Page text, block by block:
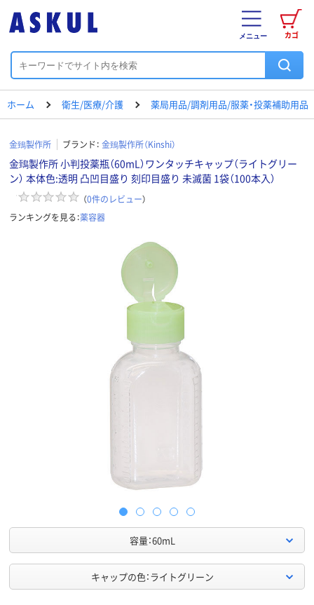
カゴ
メニュー
ホーム 衛生/医療/介護 薬局用品/調剤用品/服薬・投薬補助用品
金鵄製作所 ブランド： 金鵄製作所（Kinshi）
金鵄製作所 小判投薬瓶（60mL）ワンタッチキャップ（ライトグリー
ン） 本体色:透明 凸凹目盛り 刻印目盛り 未滅菌 1袋（100本入）
（0件のレビュー）
ランキングを見る：薬容器
容量：60mL
キャップの色：ライトグリーン